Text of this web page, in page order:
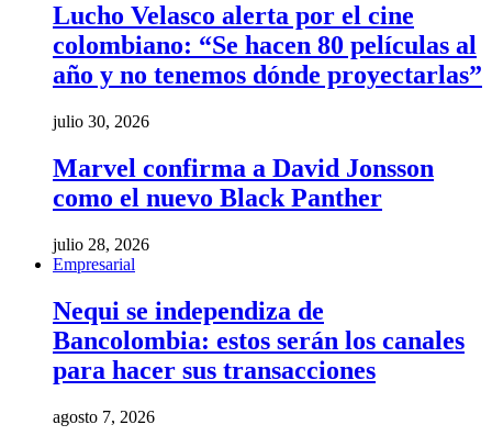
Lucho Velasco alerta por el cine
colombiano: “Se hacen 80 películas al
año y no tenemos dónde proyectarlas”
julio 30, 2026
Marvel confirma a David Jonsson
como el nuevo Black Panther
julio 28, 2026
Empresarial
Nequi se independiza de
Bancolombia: estos serán los canales
para hacer sus transacciones
agosto 7, 2026